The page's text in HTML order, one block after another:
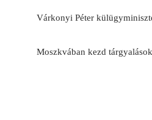
Várkonyi Péter
Moszkvában kezd